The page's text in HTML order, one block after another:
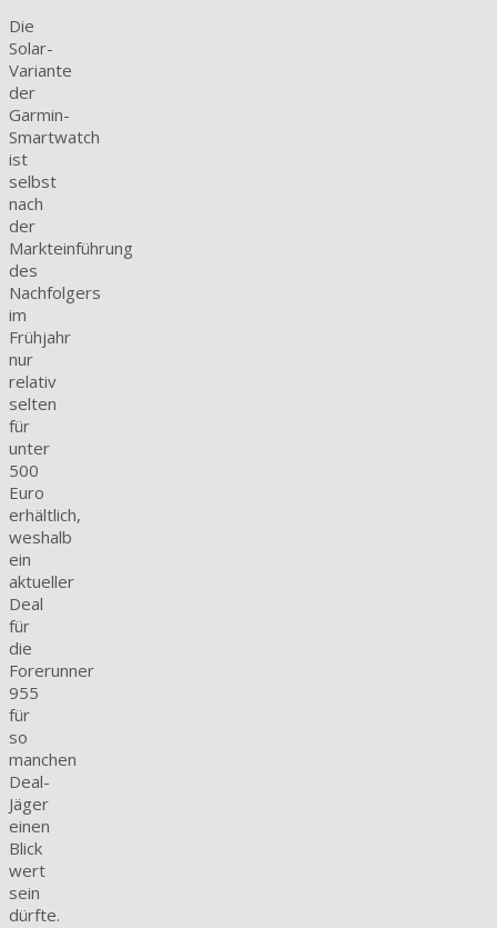
Die
Solar-
Variante
der
Garmin-
Smartwatch
ist
selbst
nach
der
Markteinführung
des
Nachfolgers
im
Frühjahr
nur
relativ
selten
für
unter
500
Euro
erhältlich,
weshalb
ein
aktueller
Deal
für
die
Forerunner
955
für
so
manchen
Deal-
Jäger
einen
Blick
wert
sein
dürfte.